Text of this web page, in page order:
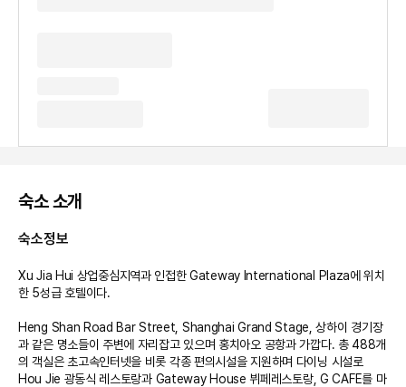
숙소 소개
숙소정보
Xu Jia Hui 상업중심지역과 인접한 Gateway International Plaza에 위치
한 5성급 호텔이다.
Heng Shan Road Bar Street, Shanghai Grand Stage, 상하이 경기장
과 같은 명소들이 주변에 자리잡고 있으며 홍치아오 공항과 가깝다. 총 488개
의 객실은 초고속인터넷을 비롯 각종 편의시설을 지원하며 다이닝 시설로
Hou Jie 광동식 레스토랑과 Gateway House 뷔페레스토랑, G CAFE를 마